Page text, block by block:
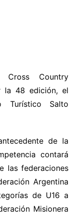
Cross Country
la 48 edición, el
Turístico Salto
de la
contará
las federaciones
Argentina
de U16 a
Misionera